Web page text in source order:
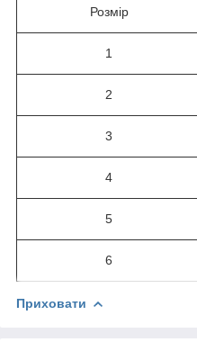
Розмір
1
2
3
4
5
6
Приховати